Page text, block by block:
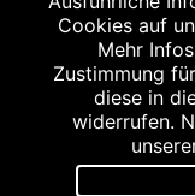
Erstattungspreis im
gesetzlichen
Zwangsrabattes
Unverbindliche
Cookies auf
Mehr
Zustimmung
diese in
widerrufen.